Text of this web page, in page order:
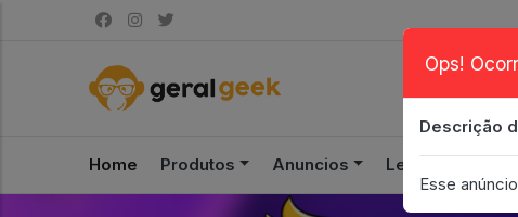
Home Produtos Anuncios Leilão
Ops!
Descrição
Esse